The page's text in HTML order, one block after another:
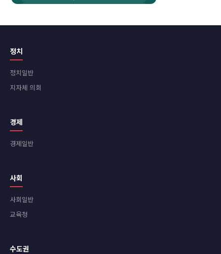
정치
정치일반
지자체 의회
경제
경제일반
사회
사회일반
교육청
수도권